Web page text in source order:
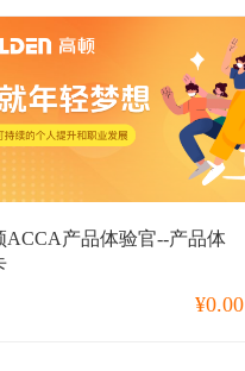
ACCA产品体验官--产品体
¥0.00